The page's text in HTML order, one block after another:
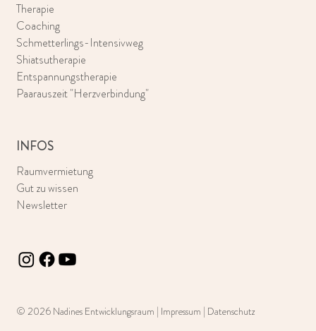
Therapie
Coaching
Schmetterlings-Intensivweg
Shiatsutherapie
Entspannungstherapie
Paarauszeit "Herzverbindung"
INFOS
Raumvermietung
Gut zu wissen
Newsletter
© 2026 Nadines Entwicklungsraum | Impressum | Datenschutz